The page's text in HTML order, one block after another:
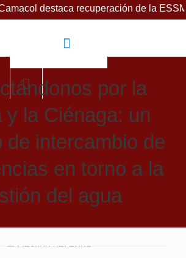
destaca recuperación de la
por la
y la Ciénaga: un
de intercambio de
en torno a la
del agua